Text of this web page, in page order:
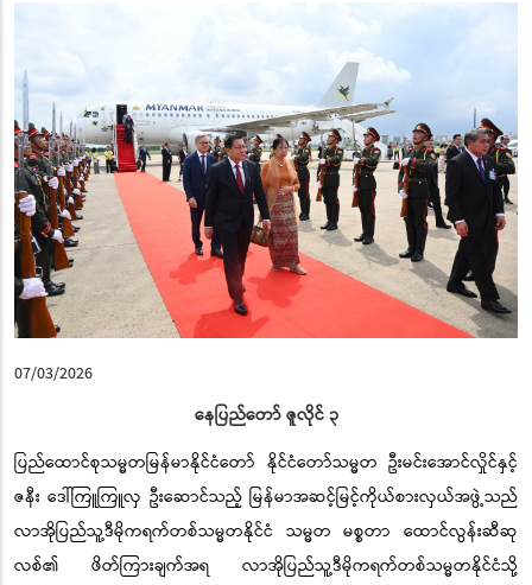
07/03/2026
နေပြည်တော်ဇူလိုင် ၃
ပြည်ထောင်စုသမ္မတမြန်မာနိုင်ငံတော် နိုင်ငံတော်သမ္မတ ဦးမင်းအောင်လှိုင်နှင့်
ဇနီး ဒေါ်ကြူကြူလှ ဦးဆောင်သည့် မြန်မာအဆင့်မြင့်ကိုယ်စားလှယ်အဖွဲ့သည်
လာအိုပြည်သူ့ဒီမိုကရက်တစ်သမ္မတနိုင်ငံ သမ္မတ မစ္စတာ ထောင်လွန်းဆီဆု
လစ်၏ ဖိတ်ကြားချက်အရ လာအိုပြည်သူ့ဒီမိုကရက်တစ်သမ္မတနိုင်ငံသို့